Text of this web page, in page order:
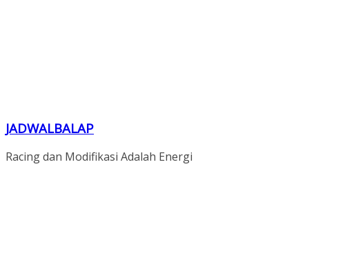
JADWALBALAP
Racing dan Modifikasi Adalah Energi